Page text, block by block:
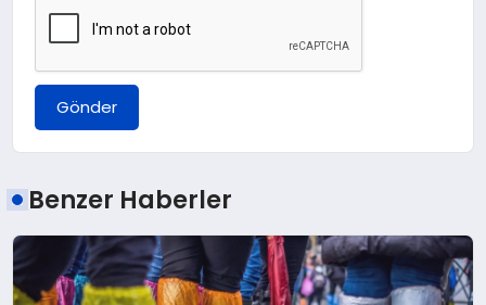
Gönder
Benzer Haberler